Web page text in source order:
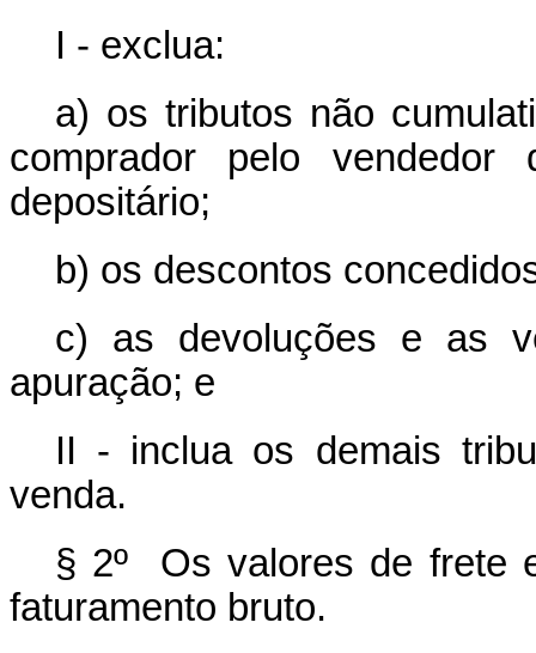
I - exclua:
a) os tributos não
comprador pelo
depositário;
b) os descontos
c) as devoluções e as
apuração; e
II - inclua os demais
venda.
§ 2º Os valores de frete
faturamento bruto.